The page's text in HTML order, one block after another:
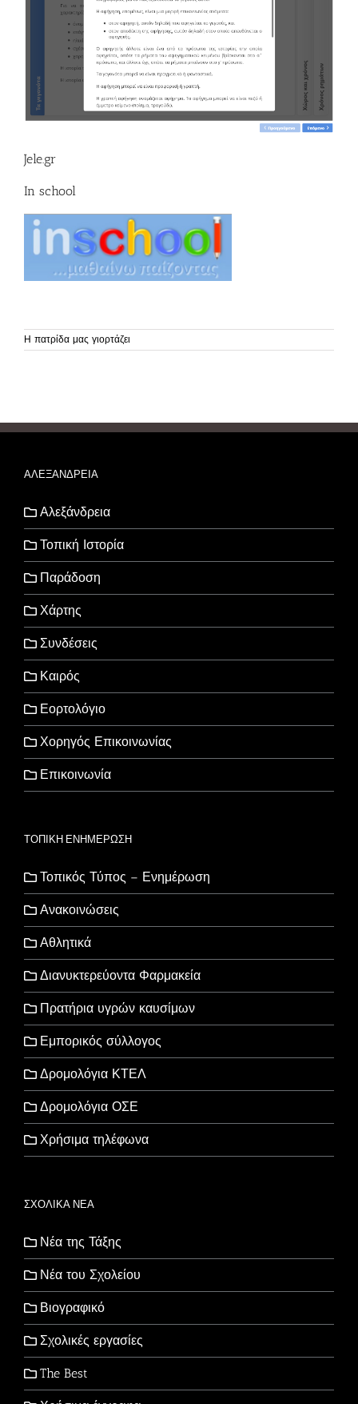
Jele.gr
In school
Η πατρίδα μας γιορτάζει
ΑΛΕΞΑΝΔΡΕΙΑ
Αλεξάνδρεια
Τοπική Ιστορία
Παράδοση
Χάρτης
Συνδέσεις
Καιρός
Εορτολόγιο
Χορηγός Επικοινωνίας
Επικοινωνία
ΤΟΠΙΚΗ ΕΝΗΜΕΡΩΣΗ
Τοπικός Τύπος – Ενημέρωση
Ανακοινώσεις
Αθλητικά
Διανυκτερεύοντα Φαρμακεία
Πρατήρια υγρών καυσίμων
Εμπορικός σύλλογος
Δρομολόγια ΚΤΕΛ
Δρομολόγια ΟΣΕ
Χρήσιμα τηλέφωνα
ΣΧΟΛΙΚΑ ΝΕΑ
Νέα της Τάξης
Νέα του Σχολείου
Βιογραφικό
Σχολικές εργασίες
The Best